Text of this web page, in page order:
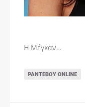
Η Μέγκαν…
ΡΑΝΤΕΒΟΎ ONLINE